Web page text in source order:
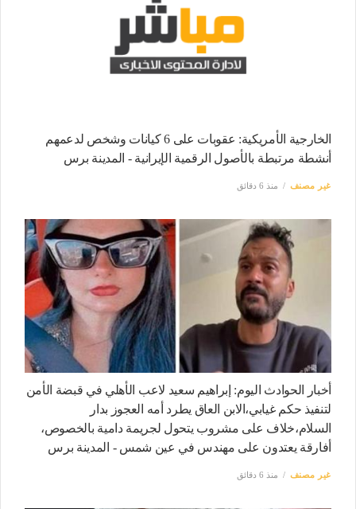
الخارجية الأمريكية: عقوبات على 6 كيانات وشخص لدعمهم
أنشطة مرتبطة بالأصول الرقمية الإيرانية - المدينة برس
غير مصنف منذ 6 دقائق
أخبار الحوادث اليوم: إبراهيم سعيد لاعب الأهلي في قبضة الأمن
لتنفيذ حكم غيابي،الابن العاق يطرد أمه العجوز بدار
السلام،خلاف على مشروب يتحول لجريمة دامية بالخصوص،
أفارقة يعتدون على مهندس في عين شمس - المدينة برس
غير مصنف منذ 6 دقائق